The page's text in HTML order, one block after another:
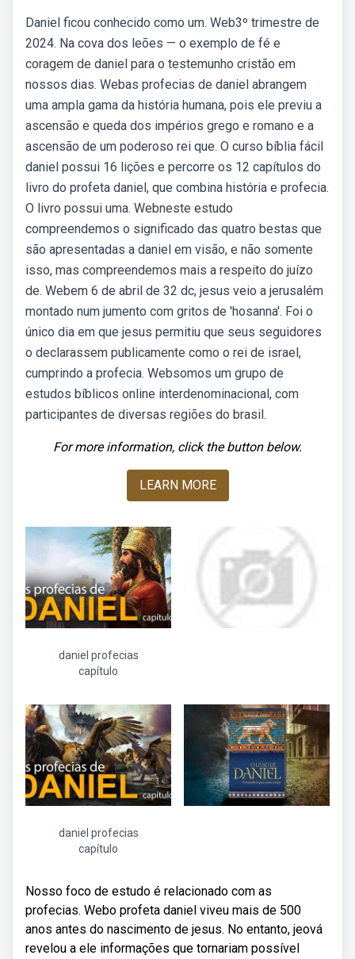
Daniel ficou conhecido como um. Web3º trimestre de
2024. Na cova dos leões — o exemplo de fé e
coragem de daniel para o testemunho cristão em
nossos dias. Webas profecias de daniel abrangem
uma ampla gama da história humana, pois ele previu a
ascensão e queda dos impérios grego e romano e a
ascensão de um poderoso rei que. O curso bíblia fácil
daniel possui 16 lições e percorre os 12 capítulos do
livro do profeta daniel, que combina história e profecia.
O livro possui uma. Webneste estudo
compreendemos o significado das quatro bestas que
são apresentadas a daniel em visão, e não somente
isso, mas compreendemos mais a respeito do juízo
de. Webem 6 de abril de 32 dc, jesus veio a jerusalém
montado num jumento com gritos de 'hosanna'. Foi o
único dia em que jesus permitiu que seus seguidores
o declarassem publicamente como o rei de israel,
cumprindo a profecia. Websomos um grupo de
estudos bíblicos online interdenominacional, com
participantes de diversas regiões do brasil.
For more information, click the button below.
LEARN MORE
daniel profecias
capítulo
daniel profecias
capítulo
Nosso foco de estudo é relacionado com as
profecias. Webo profeta daniel viveu mais de 500
anos antes do nascimento de jesus. No entanto, jeová
revelou a ele informações que tornariam possível